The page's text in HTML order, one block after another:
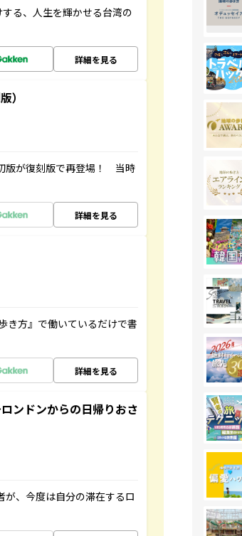
る、人生を輝かせる台湾の
詳細を見る
）
版が復刻版で再登場！ 当時
詳細を見る
き方』で働いているだけで書
詳細を見る
ンドンからの日帰りおさ
、今度は自分の滞在するロ